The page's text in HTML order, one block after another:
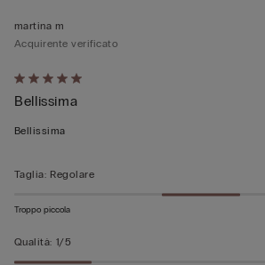
Valutato
5
su
martina m
Acquirente verificato
Bellissima
Bellissima
Taglia: Regolare
Troppo piccola
Qualità: 1/5